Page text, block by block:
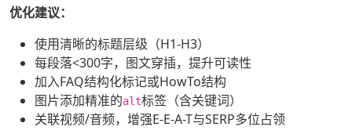
优化建议：
使用清晰的标题层级（H1-H3）
每段落<300字，图文穿插，提升可读性
加入FAQ结构化标记或HowTo结构
图片添加精准的alt标签（含关键词）
关联视频/音频，增强E-E-A-T与SERP多位占领